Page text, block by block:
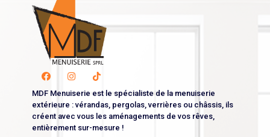
MDF Menuiserie est le spécialiste de la menuiserie
extérieure : vérandas, pergolas, verrières ou châssis, ils
créent avec vous les aménagements de vos rêves,
entièrement sur-mesure !